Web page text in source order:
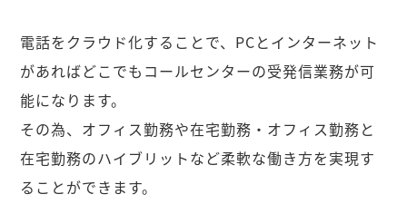
電話をクラウド化することで、PCとインターネット
があればどこでもコールセンターの受発信業務が可
能になります。
その為、オフィス勤務や在宅勤務・オフィス勤務と
在宅勤務のハイブリットなど柔軟な働き方を実現す
ることができます。